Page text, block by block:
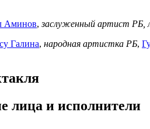
Аминов,заслуженный артист РБ,
Галина, народная артистка РБ,
лица и исполнители